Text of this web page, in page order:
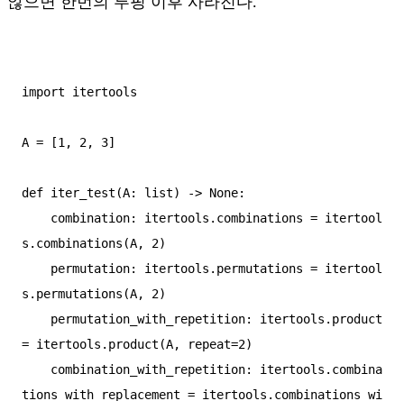
import itertools
A = [1, 2, 3]
def iter_test(A: list) -> None:
s.combinations(A, 2)
s.permutations(A, 2)
= itertools.product(A, repeat=2)
tions_with_replacement = itertools.combinations_wi